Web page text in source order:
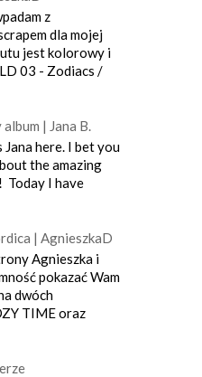
z
dla mojej
jest kolorowy i
03 - Zodiacs /
| Jana B.
Jana here. I bet you
the amazing
Today I have
| AgnieszkaD
Agnieszka i
pokazać Wam
dwóch
TIME oraz